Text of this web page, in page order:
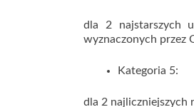
dla 2 najstarszych
wyznaczonych przez
Kategoria 5:
dla 2 najliczniejszych